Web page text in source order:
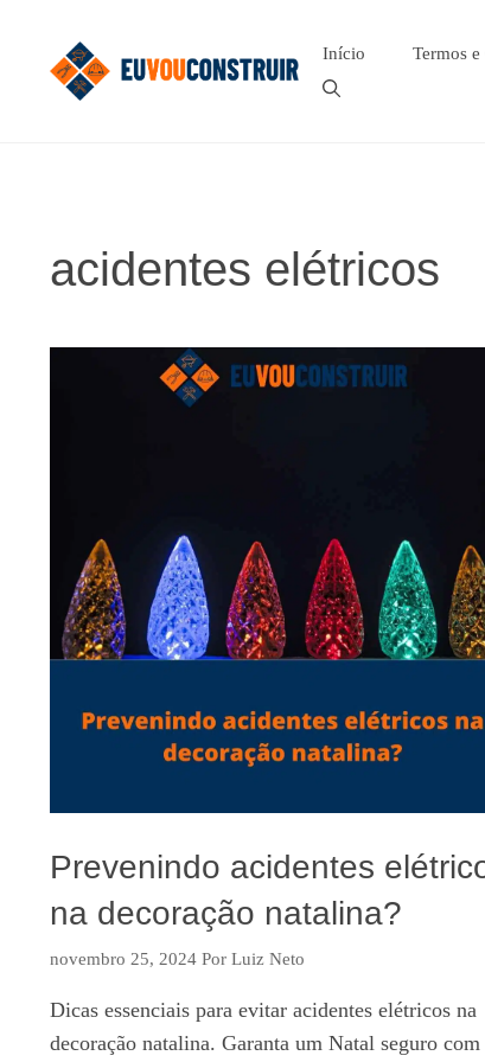
Início Termos
acidentes elétricos
Prevenindo acidentes
na decoração natalina?
novembro 25, 2024 Por Luiz Neto
Dicas essenciais para evitar acidentes elétricos na
decoração natalina. Garanta um Natal seguro com